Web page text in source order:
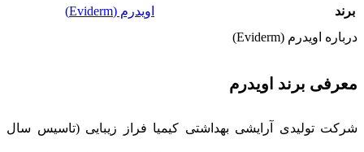
برند
اویدرم (Eviderm)
درباره اویدرم (Eviderm)
معرفی برند اویدرم
شرکت تولیدی آرایشی بهداشتی کیمیا فراز زیبایی (تاسیس سال